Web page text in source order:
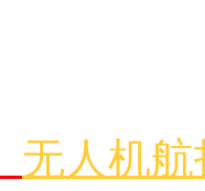
无人机